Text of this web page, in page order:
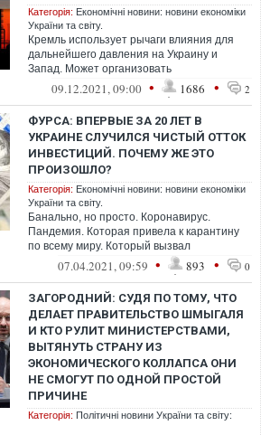
Категорія: Економічні новини: новини економіки
України та світу.
Кремль использует рычаги влияния для
дальнейшего давления на Украину и
Запад. Может организовать
энергетический кризис в стране уже этой
09.12.2021, 09:00 • 1686 • 2
ФУРСА: ВПЕРВЫЕ ЗА 20 ЛЕТ В
УКРАИНЕ СЛУЧИЛСЯ ЧИСТЫЙ ОТТОК
ИНВЕСТИЦИЙ. ПОЧЕМУ ЖЕ ЭТО
ПРОИЗОШЛО?
Категорія: Економічні новини: новини економіки
України та світу.
Банально, но просто. Коронавирус.
Пандемия. Которая привела к карантину
по всему миру. Который вызвал
крупнейший экономический кризис
последних десяти...
07.04.2021, 09:59 • 893 • 0
ЗАГОРОДНИЙ: СУДЯ ПО ТОМУ, ЧТО
ДЕЛАЕТ ПРАВИТЕЛЬСТВО ШМЫГАЛЯ
И КТО РУЛИТ МИНИСТЕРСТВАМИ,
ВЫТЯНУТЬ СТРАНУ ИЗ
ЭКОНОМИЧЕСКОГО КОЛЛАПСА ОНИ
НЕ СМОГУТ ПО ОДНОЙ ПРОСТОЙ
ПРИЧИНЕ
Категорія: Політичні новини України та світу: